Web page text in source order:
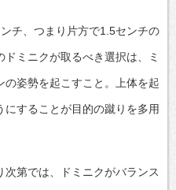
チ、つまり片方で1.5センチの
ミニクが取るべき選択は、ミ
の姿勢を起こすこと。上体を起
することが目的の蹴りを多用
第では、ドミニクがバランス